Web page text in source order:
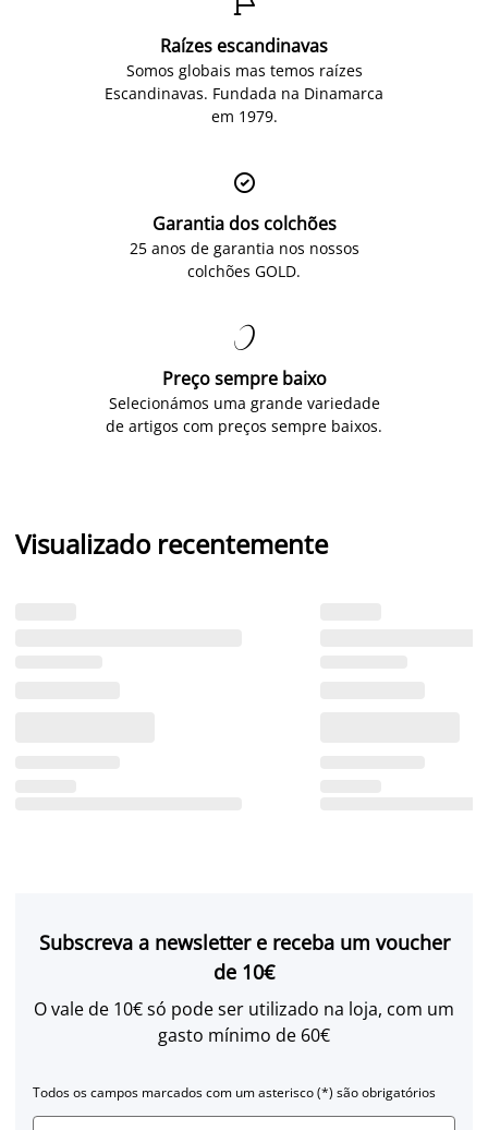
Raízes escandinavas
Somos globais mas temos raízes
Escandinavas. Fundada na Dinamarca
em 1979.

Garantia dos colchões
25 anos de garantia nos nossos
colchões GOLD.

Preço sempre baixo
Selecionámos uma grande variedade
de artigos com preços sempre baixos.
Visualizado recentemente
Subscreva a newsletter e receba um voucher
de 10€
O vale de 10€ só pode ser utilizado na loja, com um
gasto mínimo de 60€
Todos os campos marcados com um asterisco (*) são obrigatórios